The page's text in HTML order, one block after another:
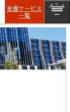
支援サービス
一覧
メニュ
ー